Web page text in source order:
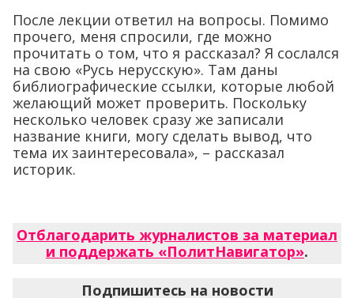
После лекции ответил на вопросы. Помимо
прочего, меня спросили, где можно
прочитать о том, что я рассказал? Я сослался
на свою «Русь нерусскую». Там даны
библиографические ссылки, которые любой
желающий может проверить. Поскольку
несколько человек сразу же записали
название книги, могу сделать вывод, что
тема их заинтересовала», – рассказал
историк.
Отблагодарить журналистов за материал
и поддержать «ПолитНавигатор».
Подпишитесь на новости